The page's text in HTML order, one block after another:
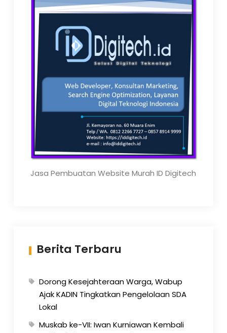
Jasa Pembuatan Website Murah ID Digitech
Berita Terbaru
Dorong Kesejahteraan Warga, Wabup
Ajak KADIN Tingkatkan Pengelolaan SDA
Lokal
Muskab ke-VII: Iwan Kurniawan Kembali